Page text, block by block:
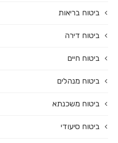
ביטוח בריאות
ביטוח דירה
ביטוח חיים
ביטוח מנהלים
ביטוח משכנתא
ביטוח סיעודי